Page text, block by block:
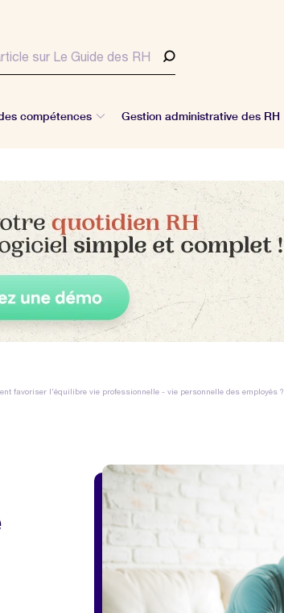
compétences Gestion administrative des RH
favoriser l'équilibre vie professionnelle - vie personnelle des employés ?